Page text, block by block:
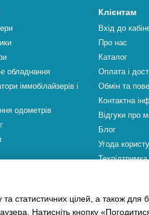
обладнання
іммобілайзерів і
одометрів
Клієнтам
Вхід до
Про нас
Каталог
Оплата і
Обмін та
Контактна
Відгуки про
Блог
Угода
Техпідтримка
статистичних цілей, а також для
Натисніть кнопку